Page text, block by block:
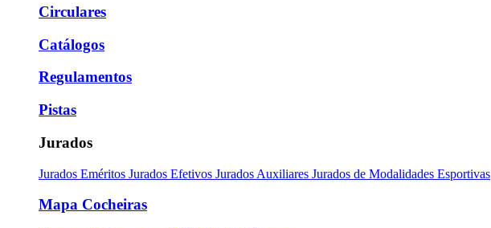
Circulares
Catálogos
Regulamentos
Pistas
Jurados
Jurados Eméritos Jurados Efetivos Jurados Auxiliares Jurados de Modalidades Esportivas
Mapa Cocheiras